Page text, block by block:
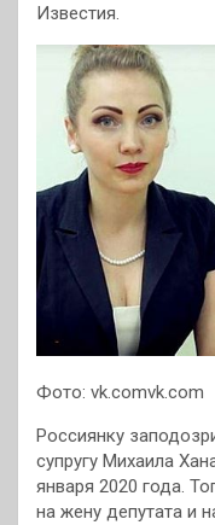
Известия.
Фото: vk.comvk.com
Россиянку
супругу Михаила
января 2020 года.
на жену депутата и